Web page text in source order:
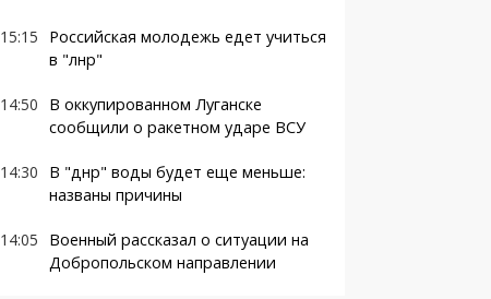
15:15
Российская молодежь едет учиться
в "лнр"
14:50
В оккупированном Луганске
сообщили о ракетном ударе ВСУ
14:30
В "днр" воды будет еще меньше:
названы причины
14:05
Военный рассказал о ситуации на
Добропольском направлении